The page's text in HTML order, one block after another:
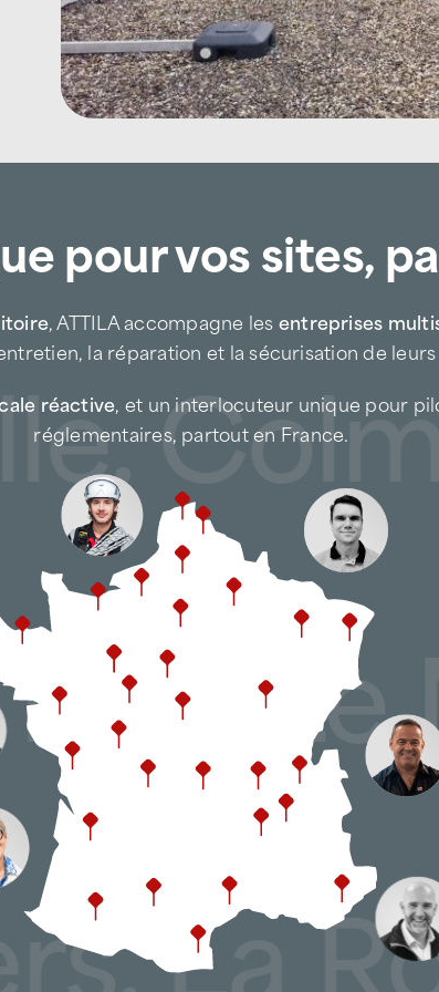
lamaintenance régulière des
lesréparations de fuites et
Cette approche permet aux
d’allonger la durée de vie des
Une expertise toiture
artisanales de Vitré et
Le territoire Vitré-Fougères
toiture
nécessitant un entretien
L’agence ATTILA Vitré-Fougères
zone industrielle de la Pilais /
lazone d’activités de la
zone d’activités de l’Épinette
les zones de Paron et de la
les zones artisanales de
Nos équipes prennent en charge
toitures industrielles
(bac
toits-terrasses
bitumineux ou
pour vos sites,
, ATTILA accompagne lesentreprises
la réparation et la sécurisation de
réactive, et un interlocuteur unique pour
réglementaires, partout en France.